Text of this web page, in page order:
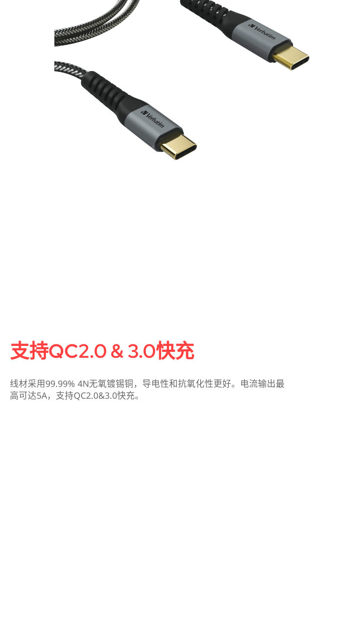
支持QC2.0 & 3.0快充
线材采用99.99% 4N无氧镀锡铜，导电性和抗氧化性更好。电流输出最
高可达5A，支持QC2.0&3.0快充。